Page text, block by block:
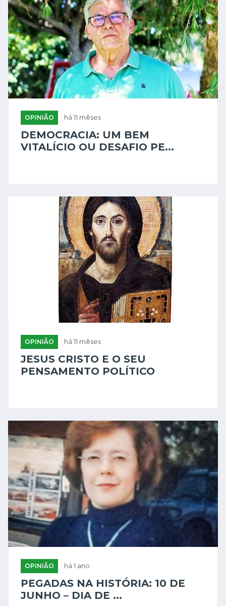
OPINIÃO há 11 mêses
DEMOCRACIA: UM BEM
VITALÍCIO OU DESAFIO PE...
OPINIÃO há 11 mêses
JESUS CRISTO E O SEU
PENSAMENTO POLÍTICO
OPINIÃO há 1 ano
PEGADAS NA HISTÓRIA: 10 DE
JUNHO – DIA DE ...